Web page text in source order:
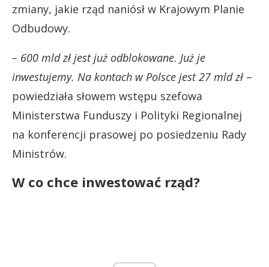
zmiany, jakie rząd naniósł w Krajowym Planie
Odbudowy.
– 600 mld zł jest już odblokowane. Już je
inwestujemy. Na kontach w Polsce jest 27 mld zł –
powiedziała słowem wstępu szefowa
Ministerstwa Funduszy i Polityki Regionalnej
na konferencji prasowej po posiedzeniu Rady
Ministrów.
W co chce inwestować rząd?